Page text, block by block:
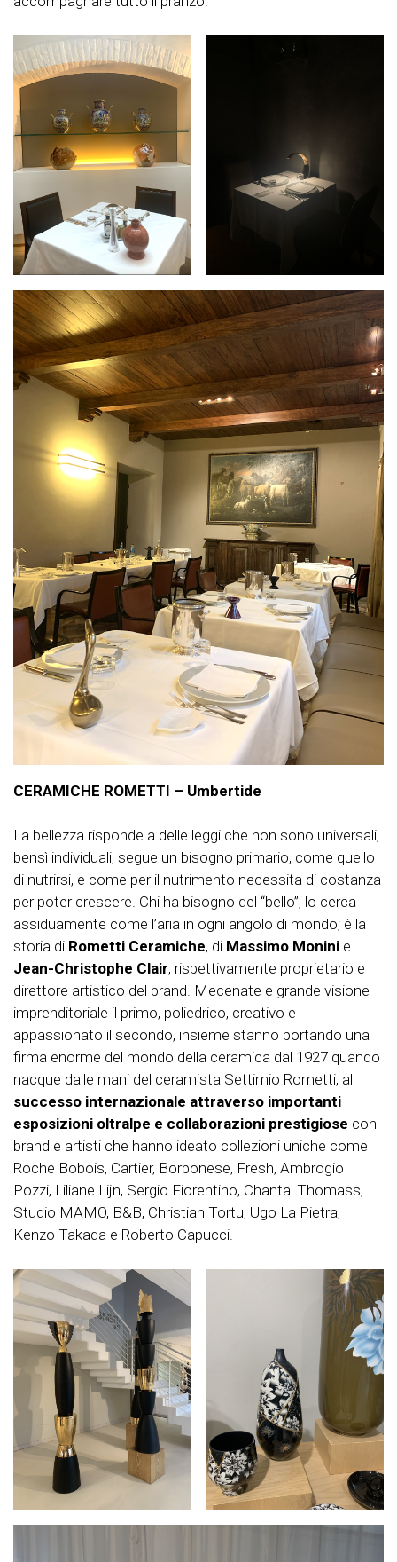
CERAMICHE ROMETTI – Umbertide
La bellezza risponde a delle leggi che non sono universali,
bensì individuali, segue un bisogno primario, come quello
di nutrirsi, e come per il nutrimento necessita di costanza
per poter crescere. Chi ha bisogno del “bello”, lo cerca
assiduamente come l’aria in ogni angolo di mondo; è la
storia di Rometti Ceramiche, di Massimo Monini e
Jean-Christophe Clair, rispettivamente proprietario e
direttore artistico del brand. Mecenate e grande visione
imprenditoriale il primo, poliedrico, creativo e
appassionato il secondo, insieme stanno portando una
firma enorme del mondo della ceramica dal 1927 quando
nacque dalle mani del ceramista Settimio Rometti, al
successo internazionale attraverso importanti
esposizioni oltralpe e collaborazioni prestigiose con
brand e artisti che hanno ideato collezioni uniche come
Roche Bobois, Cartier, Borbonese, Fresh, Ambrogio
Pozzi, Liliane Lijn, Sergio Fiorentino, Chantal Thomass,
Studio MAMO, B&B, Christian Tortu, Ugo La Pietra,
Kenzo Takada e Roberto Capucci.